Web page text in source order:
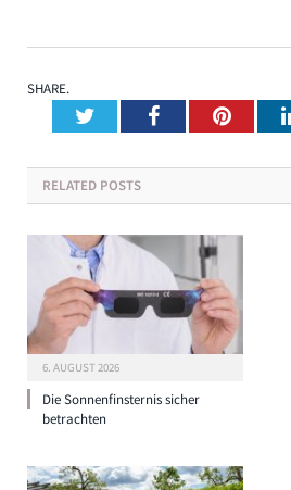
SHARE.
TwitterFacebook
RELATED POSTS
6. AUGUST 2026
Die Sonnenfinsternis sicher
betrachten